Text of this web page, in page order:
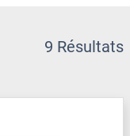
9 Résultats